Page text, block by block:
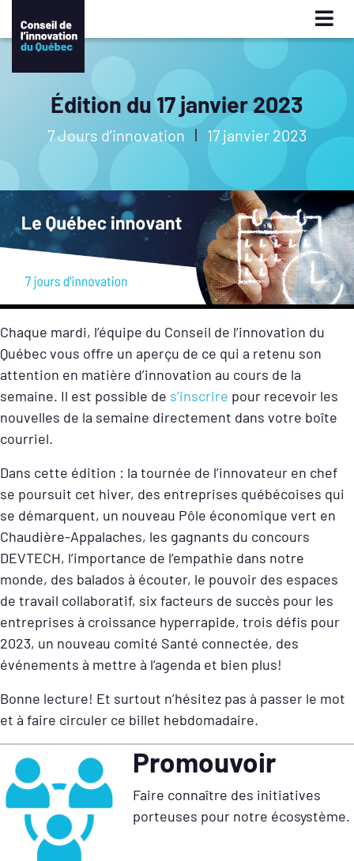
Édition du 17 janvier 2023
7 Jours d’innovation 17 janvier 2023
Chaque mardi, l’équipe du Conseil de l’innovation du
Québec vous offre un aperçu de ce qui a retenu son
attention en matière d’innovation au cours de la
semaine. Il est possible de s’inscrire pour recevoir les
nouvelles de la semaine directement dans votre boîte
courriel.
Dans cette édition : la tournée de l’innovateur en chef
se poursuit cet hiver, des entreprises québécoises qui
se démarquent, un nouveau Pôle économique vert en
Chaudière-Appalaches, les gagnants du concours
DEVTECH, l’importance de l’empathie dans notre
monde, des balados à écouter, le pouvoir des espaces
de travail collaboratif, six facteurs de succès pour les
entreprises à croissance hyperrapide, trois défis pour
2023, un nouveau comité Santé connectée, des
événements à mettre à l’agenda et bien plus!
Bonne lecture! Et surtout n’hésitez pas à passer le mot
et à faire circuler ce billet hebdomadaire.
Promouvoir
Faire connaître des initiatives
porteuses pour notre écosystème.